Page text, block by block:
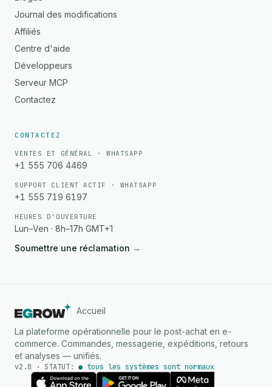
Journal des modifications
Affiliés
Centre d'aide
Développeurs
Serveur MCP
Contactez
CONTACTEZ
VENTES ET GÉNÉRAL · WHATSAPP
+1 555 706 4469
SUPPORT CLIENT ACTIF · WHATSAPP
+1 555 719 6197
HEURES D'OUVERTURE
Lun–Ven · 8h–17h GMT+1
Soumettre une réclamation →
Accueil
La plateforme opérationnelle pour le post-achat en e-
commerce. Commandes, messagerie, expéditions, retours
et analyses — unifiés.
v2.0 · STATUT:● tous les systèmes sont